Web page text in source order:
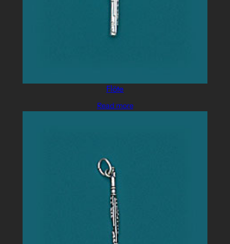
Flöte
Read more